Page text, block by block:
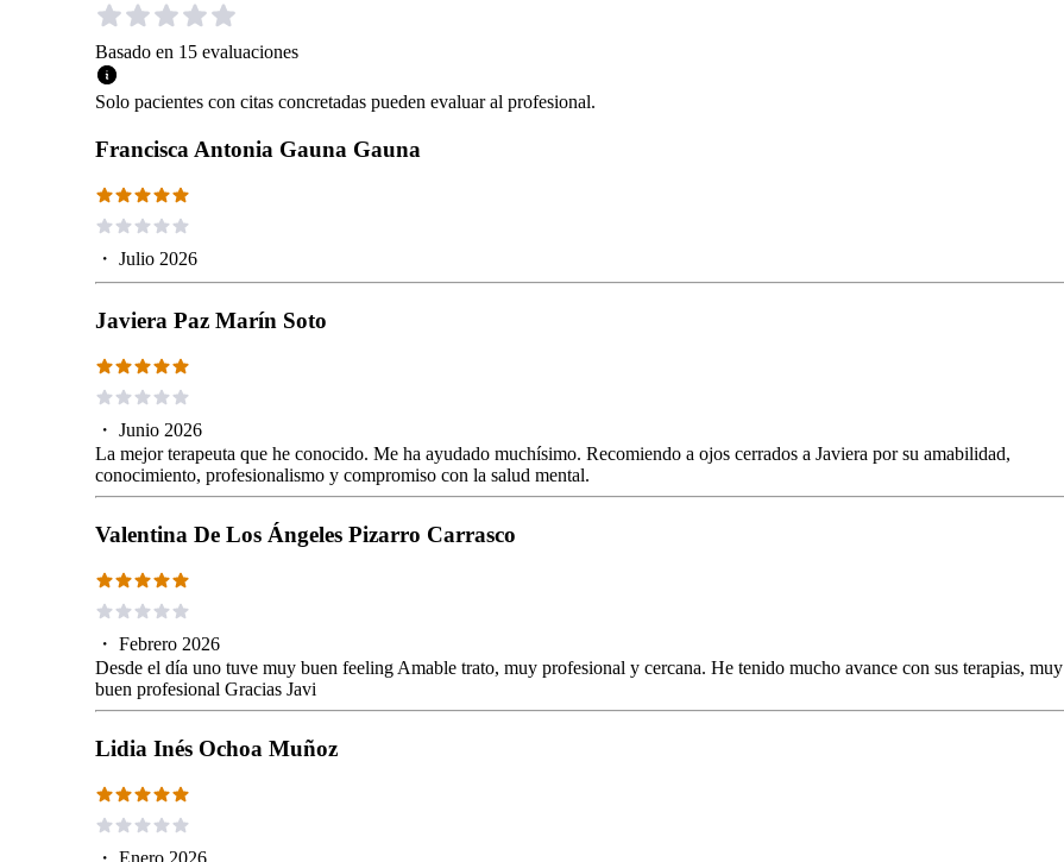
Basado en 15 evaluaciones
Solo pacientes con citas concretadas pueden evaluar al profesional.
Francisca Antonia Gauna Gauna
・ Julio 2026
Javiera Paz Marín Soto
・ Junio 2026
La mejor terapeuta que he conocido. Me ha ayudado muchísimo. Recomiendo a ojos cerrados a Javiera por su amabilidad,
conocimiento, profesionalismo y compromiso con la salud mental.
Valentina De Los Ángeles Pizarro Carrasco
・ Febrero 2026
Desde el día uno tuve muy buen feeling Amable trato, muy profesional y cercana. He tenido mucho avance con sus terapias, muy
buen profesional Gracias Javi
Lidia Inés Ochoa Muñoz
・ Enero 2026